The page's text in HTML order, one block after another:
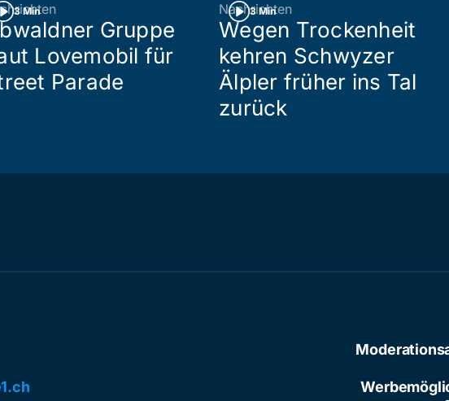
3 Min
Gruppe
Lovemobil für
Parade
3 Min
Nachrichten
Wegen Trockenheit
kehren Schwyzer
Älpler früher ins Tal
zurück